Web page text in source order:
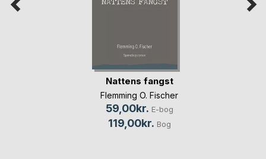
Nattens fangst
Flemming O. Fischer
59,00kr. E-bog
119,00kr. Bog